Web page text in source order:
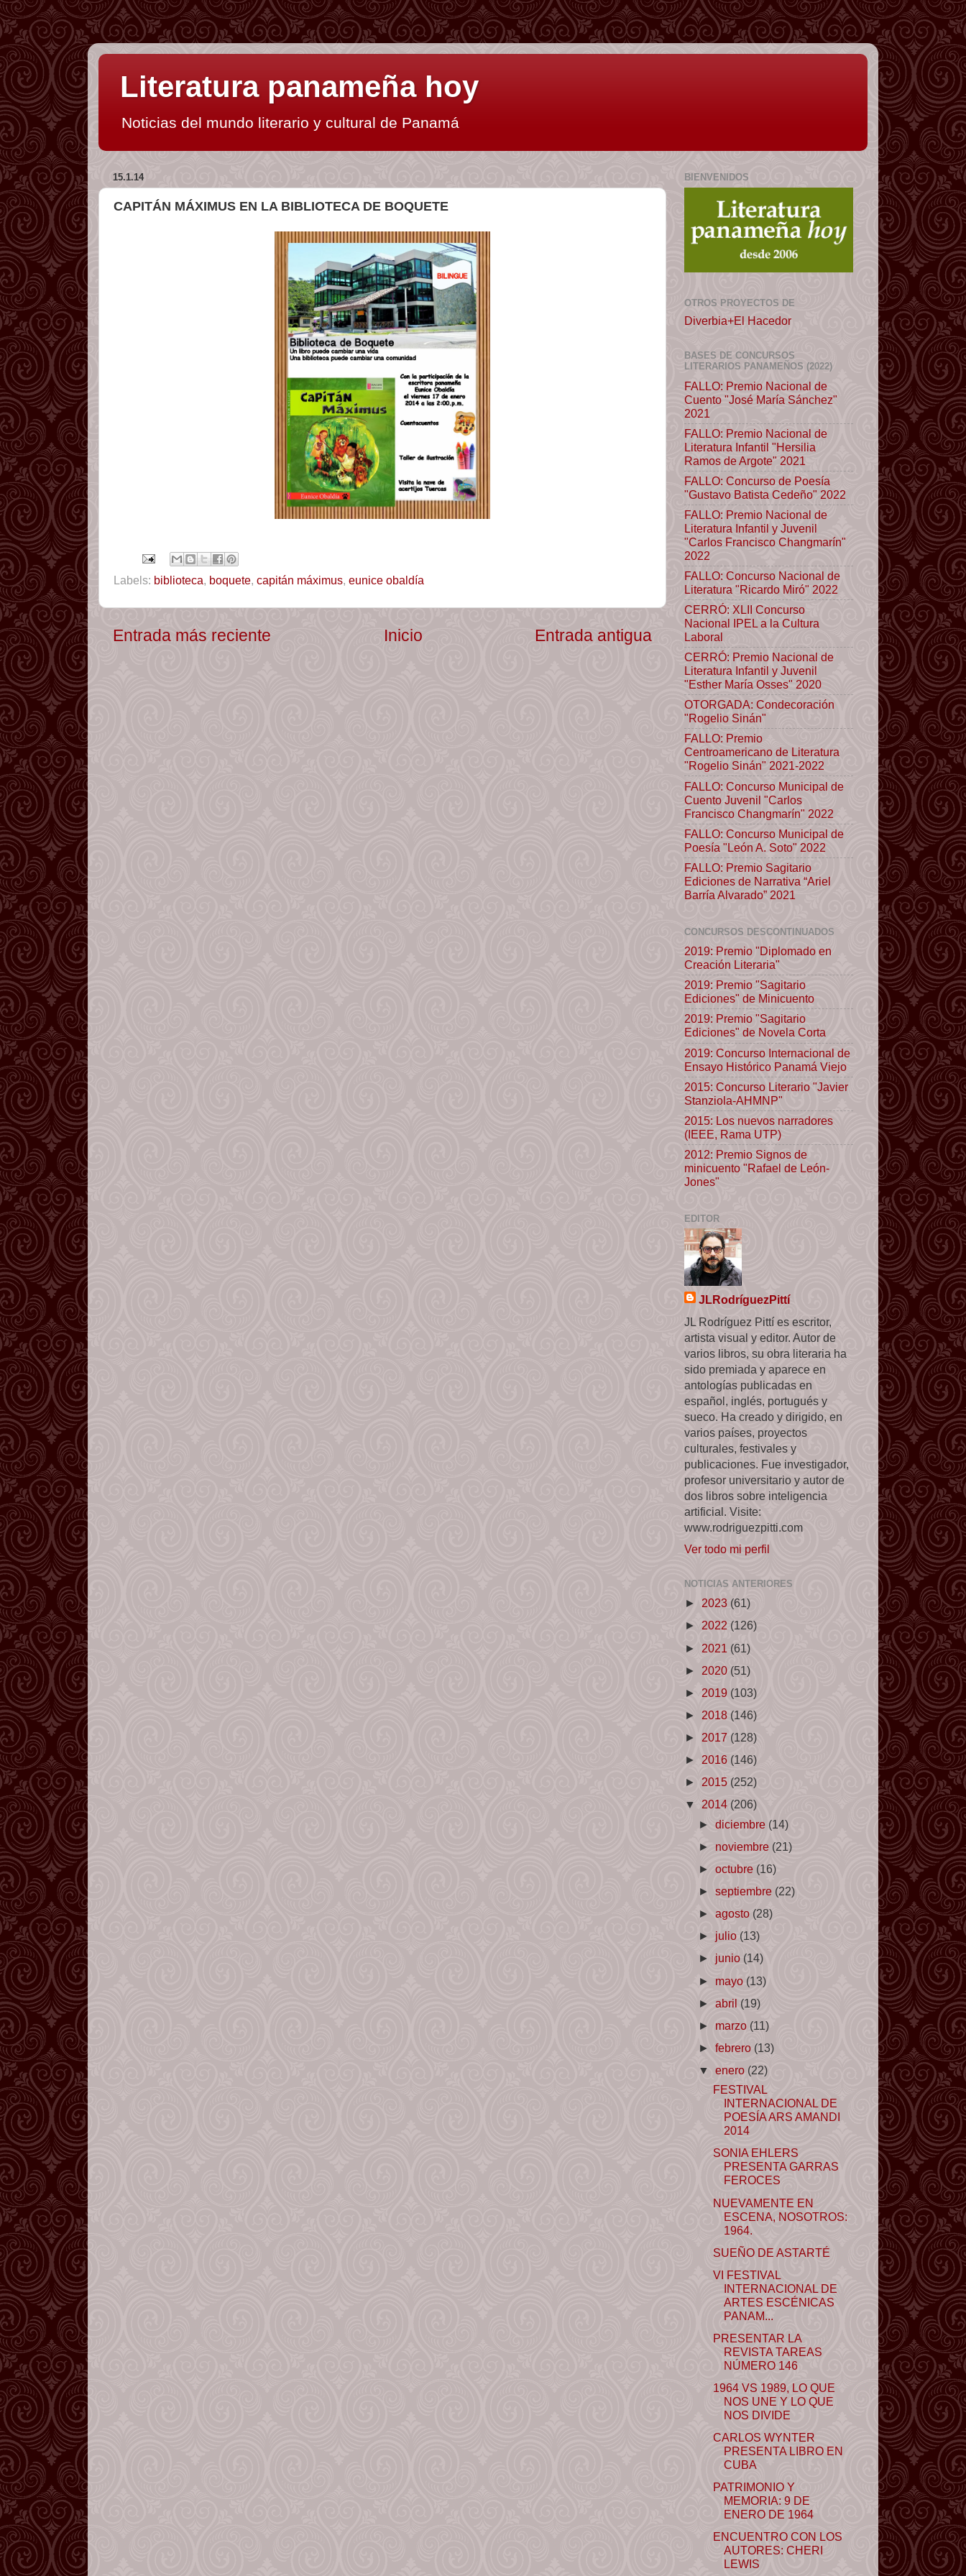
Literatura panameña hoy
Noticias del mundo literario y cultural de Panamá
15.1.14
CAPITÁN MÁXIMUS EN LA BIBLIOTECA DE BOQUETE
Labels: biblioteca, boquete, capitán máximus, eunice obaldía
Entrada más reciente Entrada antigua
Inicio
BIENVENIDOS
OTROS PROYECTOS DE
Diverbia+El Hacedor
BASES DE CONCURSOS
LITERARIOS PANAMEÑOS (2022)
FALLO: Premio Nacional de
Cuento "José María Sánchez"
2021
FALLO: Premio Nacional de
Literatura Infantil "Hersilia
Ramos de Argote" 2021
FALLO: Concurso de Poesía
"Gustavo Batista Cedeño" 2022
FALLO: Premio Nacional de
Literatura Infantil y Juvenil
"Carlos Francisco Changmarín"
2022
FALLO: Concurso Nacional de
Literatura "Ricardo Miró" 2022
CERRÓ: XLII Concurso
Nacional IPEL a la Cultura
Laboral
CERRÓ: Premio Nacional de
Literatura Infantil y Juvenil
"Esther María Osses" 2020
OTORGADA: Condecoración
"Rogelio Sinán"
FALLO: Premio
Centroamericano de Literatura
"Rogelio Sinán" 2021-2022
FALLO: Concurso Municipal de
Cuento Juvenil "Carlos
Francisco Changmarín" 2022
FALLO: Concurso Municipal de
Poesía "León A. Soto" 2022
FALLO: Premio Sagitario
Ediciones de Narrativa “Ariel
Barría Alvarado” 2021
CONCURSOS DESCONTINUADOS
2019: Premio "Diplomado en
Creación Literaria"
2019: Premio "Sagitario
Ediciones" de Minicuento
2019: Premio "Sagitario
Ediciones" de Novela Corta
2019: Concurso Internacional de
Ensayo Histórico Panamá Viejo
2015: Concurso Literario "Javier
Stanziola-AHMNP"
2015: Los nuevos narradores
(IEEE, Rama UTP)
2012: Premio Signos de
minicuento "Rafael de León-
Jones"
EDITOR
JLRodríguezPittí
JL Rodríguez Pittí es escritor,
artista visual y editor. Autor de
varios libros, su obra literaria ha
sido premiada y aparece en
antologías publicadas en
español, inglés, portugués y
sueco. Ha creado y dirigido, en
varios países, proyectos
culturales, festivales y
publicaciones. Fue investigador,
profesor universitario y autor de
dos libros sobre inteligencia
artificial. Visite:
www.rodriguezpitti.com
Ver todo mi perfil
NOTICIAS ANTERIORES
► 2023 (61)
► 2022 (126)
► 2021 (61)
► 2020 (51)
► 2019 (103)
► 2018 (146)
► 2017 (128)
► 2016 (146)
► 2015 (252)
▼ 2014 (206)
►diciembre (14)
► noviembre (21)
►octubre (16)
►septiembre (22)
►agosto (28)
► julio (13)
► junio (14)
► mayo (13)
►abril (19)
► marzo (11)
►febrero (13)
▼enero (22)
FESTIVAL
INTERNACIONAL DE
POESÍA ARS AMANDI
2014
SONIA EHLERS
PRESENTA GARRAS
FEROCES
NUEVAMENTE EN
ESCENA, NOSOTROS:
1964.
SUEÑO DE ASTARTÉ
VI FESTIVAL
INTERNACIONAL DE
ARTES ESCÉNICAS
PANAM...
PRESENTAR LA
REVISTA TAREAS
NÚMERO 146
1964 VS 1989, LO QUE
NOS UNE Y LO QUE
NOS DIVIDE
CARLOS WYNTER
PRESENTA LIBRO EN
CUBA
PATRIMONIO Y
MEMORIA: 9 DE
ENERO DE 1964
ENCUENTRO CON LOS
AUTORES: CHERI
LEWIS